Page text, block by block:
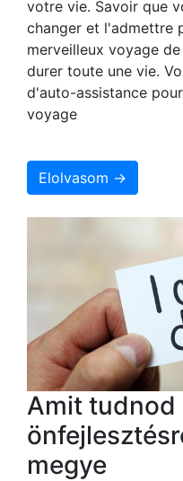
votre vie. Savoir que
changer et l'admettre
merveilleux voyage
durer toute une vie.
d'auto-assistance
voyage
Elolvasom →
Amit tudnod
megye